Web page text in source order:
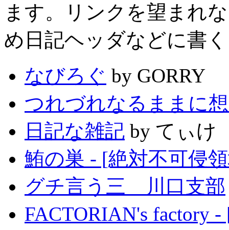
ます。リンクを望まれ
め日記ヘッダなどに書
なびろぐ by GORRY
つれづれなるままに
日記な雑記 by てぃけ
鮪の巣 - [絶対不可侵
グチ言う三 川口支部
FACTORIAN's factory